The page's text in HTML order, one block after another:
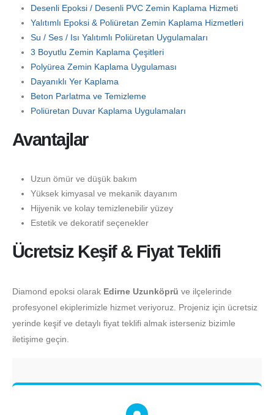
Desenli Epoksi / Desenli PVC Zemin Kaplama Hizmeti
Yalıtımlı Epoksi & Poliüretan Zemin Kaplama Hizmetleri
Su / Ses / Isı Yalıtımlı Poliüretan Uygulamaları
3 Boyutlu Zemin Kaplama Çeşitleri
Polyürea Zemin Kaplama Uygulaması
Dayanıklı Yer Kaplama
Beton Parlatma ve Temizleme
Poliüretan Duvar Kaplama Uygulamaları
Avantajlar
Uzun ömür ve düşük bakım
Yüksek kimyasal ve mekanik dayanım
Hijyenik ve kolay temizlenebilir yüzey
Estetik ve dekoratif seçenekler
Ücretsiz Keşif & Fiyat Teklifi
Diamond epoksi olarak Edirne Uzunköprü ve ilçelerinde
profesyonel ekiplerimizle hizmet veriyoruz. Projeniz için ücretsiz
yerinde keşif ve detaylı fiyat teklifi almak isterseniz bizimle
iletişime geçin.